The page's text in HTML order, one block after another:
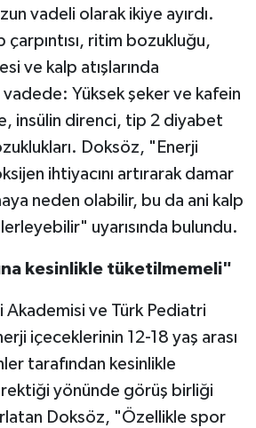
vadeli olarak ikiye ayırdı.
çarpıntısı, ritim bozukluğu,
ve kalp atışlarında
Yüksek şeker ve kafein
insülin direnci, tip 2 diyabet
Doksöz, "Enerji
ihtiyacını artırarak damar
neden olabilir, bu da ani kalp
uyarısında bulundu.
kesinlikle tüketilmemeli"
Akademisi ve Türk Pediatri
içeceklerinin 12-18 yaş arası
tarafından kesinlikle
yönünde görüş birliği
Doksöz, "Özellikle spor